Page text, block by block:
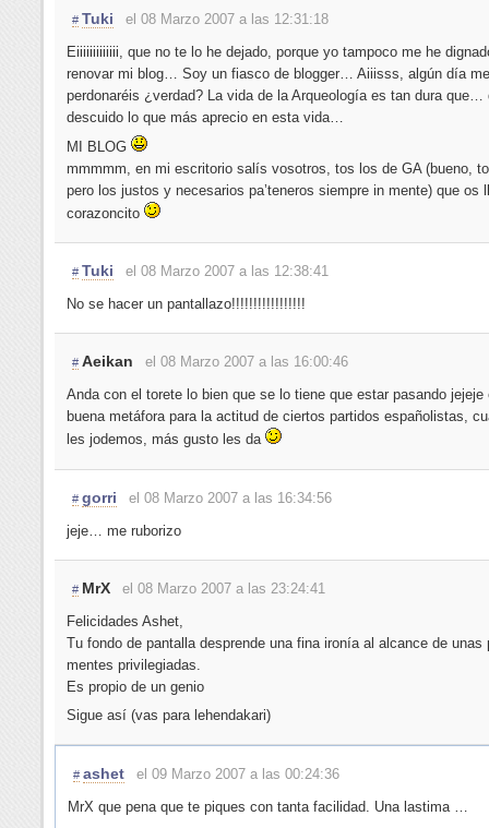
# Tuki
el 08 Marzo 2007 a las 12:31:18
Eiiiiiiiiiiiii, que no te lo he dejado, porque yo tampoco me he
renovar mi blog… Soy un fiasco de blogger… Aiiisss, algún día me
perdonaréis ¿verdad? La vida de la Arqueología es tan dura que…
descuido lo que más aprecio en esta vida…
MI BLOG
mmmmm, en mi escritorio salís vosotros, tos los de GA (bueno,
pero los justos y necesarios pa’teneros siempre in mente) que os
corazoncito
# Tuki
el 08 Marzo 2007 a las 12:38:41
No se hacer un pantallazo!!!!!!!!!!!!!!!!!
# Aeikan
el 08 Marzo 2007 a las 16:00:46
Anda con el torete lo bien que se lo tiene que estar pasando jejeje
buena metáfora para la actitud de ciertos partidos españolistas,
les jodemos, más gusto les da
# gorri
el 08 Marzo 2007 a las 16:34:56
jeje… me ruborizo
# MrX
el 08 Marzo 2007 a las 23:24:41
Felicidades Ashet,
Tu fondo de pantalla desprende una fina ironía al alcance de unas
mentes privilegiadas.
Es propio de un genio
Sigue así (vas para lehendakari)
# ashet
el 09 Marzo 2007 a las 00:24:36
MrX que pena que te piques con tanta facilidad. Una lastima …